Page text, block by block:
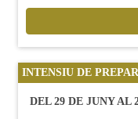
INTENSIU DE
DEL 29 DE JUNY AL